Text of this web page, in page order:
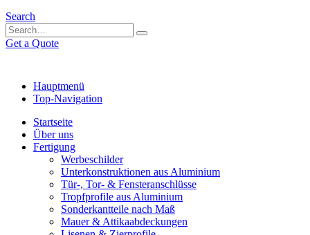
Search
Get a Quote
Hauptmenü
Top-Navigation
Startseite
Über uns
Fertigung
Werbeschilder
Unterkonstruktionen aus Aluminium
Tür-, Tor- & Fensteranschlüsse
Tropfprofile aus Aluminium
Sonderkantteile nach Maß
Mauer & Attikaabdeckungen